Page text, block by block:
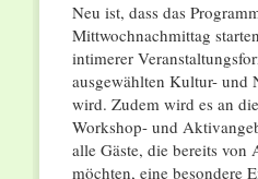
Neu ist, dass das
Mittwochnachmittag
intimerer
ausgewählten Kultur- und
wird. Zudem wird es an
Workshop- und
alle Gäste, die bereits von
möchten, eine besondere